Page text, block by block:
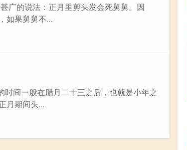
广的说法：正月里剪头发会死舅舅。因
如果舅舅不...
间一般在腊月二十三之后，也就是小年之
月期间头...